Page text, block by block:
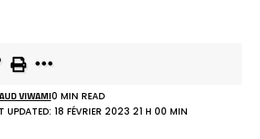
UPDATED: 18 FÉVRIER 2023 21 H 00 MIN
VIWAMI0 MIN READ